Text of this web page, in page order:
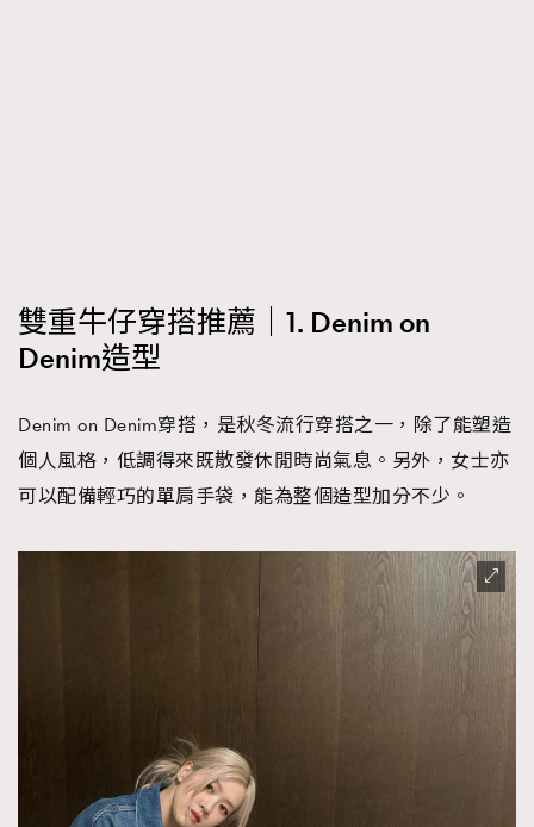
雙重牛仔穿搭推薦｜1. Denim on
Denim造型
Denim on Denim穿搭，是秋冬流行穿搭之一，除了能塑造
個人風格，低調得來既散發休閒時尚氣息。另外，女士亦
可以配備輕巧的單肩手袋，能為整個造型加分不少。